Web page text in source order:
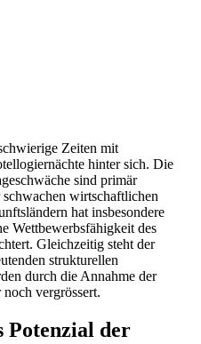
Zeiten mit
hinter sich. Die
sind primär
wirtschaftlichen
hat insbesondere
Wettbewerbsfähigkeit des
Gleichzeitig steht der
strukturellen
durch die Annahme der
vergrössert.
Potenzial der